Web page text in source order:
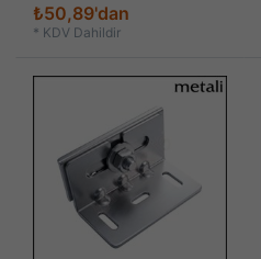
₺50,89'dan
* KDV Dahildir